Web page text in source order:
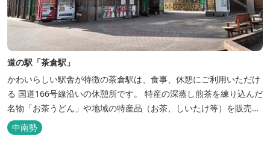
道の駅「茶倉駅」
かわいらしい駅舎が特徴の茶倉駅は、食事、休憩にご利用いただけ
る 国道166号線沿いの休憩所です。 特産の深蒸し煎茶を練り込んだ
名物「お茶うどん」や地域の特産品（お茶、しいたけ等）を販売。
吊り橋をわたれば宿泊施設のエバーグレイズ香肌峡まですぐ。 【イ
チオシ名物】 ・味噌カツ丼…地元産の甘味噌を使ったボリュームた
中南勢